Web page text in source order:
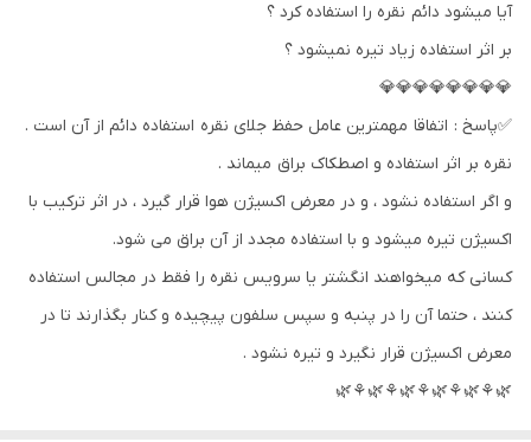
آیا میشود دائم نقره را استفاده کرد ؟
بر اثر استفاده زیاد تیره نمیشود ؟
💎💎💎💎💎💎💎💎
✅پاسخ : اتفاقا مهمترین عامل حفظ جلای نقره استفاده دائم از آن است .
نقره بر اثر استفاده و اصطکاک براق میماند .
و اگر استفاده نشود ، و در معرض اکسیژن هوا قرار گیرد ، در اثر ترکیب با
اکسیژن تیره میشود و با استفاده مجدد از آن براق می شود.
کسانی که میخواهند انگشتر یا سرویس نقره را فقط در مجالس استفاده
کنند ، حتما آن را در پنبه و سپس سلفون پیچیده و کنار بگذارند تا در
معرض اکسیژن قرار نگیرد و تیره نشود .
🌿⚘🌿⚘🌿⚘🌿⚘🌿⚘🌿